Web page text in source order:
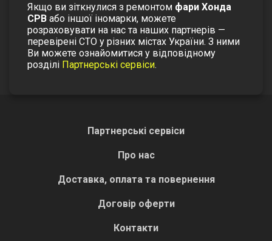
Якщо ви зіткнулися з ремонтом фари Хонда
СРВ або іншої іномарки, можете
розраховувати на нас та наших партнерів —
перевірені СТО у різних містах України. З ними
Ви можете ознайомитися у відповідному
розділі Партнерські сервіси.
Партнерські сервіси
Про нас
Доставка, оплата та повернення
Договір оферти
Контакти